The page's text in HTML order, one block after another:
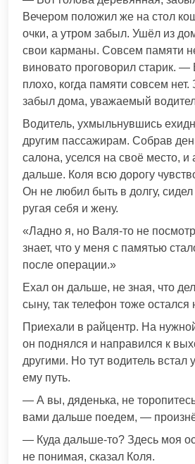
Вечером положил же на стол
очки, а утром забыл. Ушёл из
свои карманы. Совсем памяти
виновато проговорил старик. —
плохо, когда памяти совсем
забыл дома, уважаемый
Водитель, ухмыльнувшись
другим пассажирам. Собрав
салона, уселся на своё место, и
дальше. Коля всю дорогу
Он не любил быть в долгу, сидел
ругая себя и жену.
«Ладно я, но Валя-то не
знает, что у меня с памятью
после операции.»
Ехал он дальше, не зная, что
сыну, так телефон тоже остался
Приехали в райцентр. На
он поднялся и направился к
другими. Но тут водитель встал
ему путь.
— А вы, дяденька, не
вами дальше поедем, —
— Куда дальше-то? Здесь моя
не понимая, сказал Коля.